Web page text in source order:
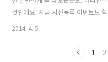
것인데요. 지금 사전등록 이벤트도
영상도 보시고 이벤트도 응모해보세
를 PC로 보면 조금 엉성해 보일수
2014. 4. 5.
1 2